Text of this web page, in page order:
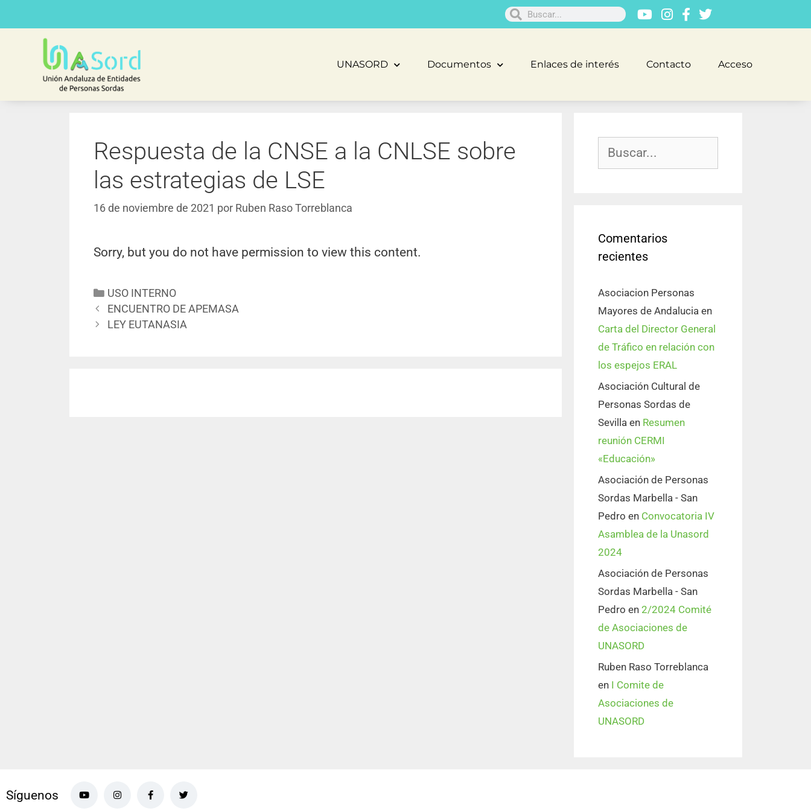
UNASORD Documentos Enlaces de interés Contacto Acceso
Respuesta de la CNSE a la CNLSE sobre
las estrategias de LSE
16 de noviembre de 2021 por Ruben Raso Torreblanca
Sorry, but you do not have permission to view this content.
USO INTERNO
ENCUENTRO DE APEMASA
LEY EUTANASIA
Comentarios
recientes
Asociacion Personas
Mayores de Andaluciaen
Carta del Director General
de Tráfico en relación con
los espejos ERAL
Asociación Cultural de
Personas Sordas de
Sevillaen Resumen
reunión CERMI
«Educación»
Asociación de Personas
Sordas Marbella - San
Pedro en Convocatoria IV
Asamblea de la Unasord
2024
Asociación de Personas
Sordas Marbella - San
Pedro en 2/2024 Comité
de Asociaciones de
UNASORD
Ruben Raso Torreblanca
en I Comite de
Asociaciones de
UNASORD
Síguenos